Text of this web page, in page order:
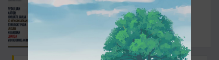
BERITA
06 Agustus 2026
KEPEDULIAN SENATOR
RAHMIJATI...